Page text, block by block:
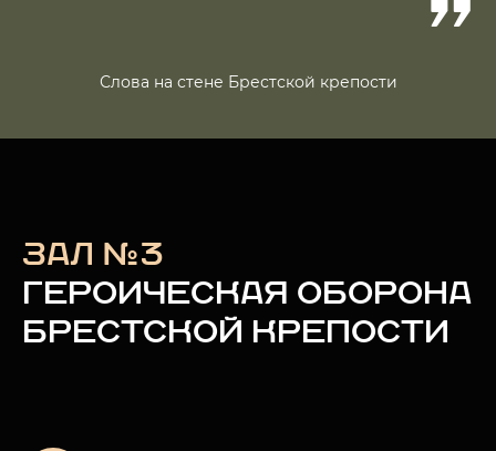
Слова на стене Брестской крепости
ЗАЛ №3
ГЕРОИЧЕСКАЯ ОБОРОНА
БРЕСТСКОЙ КРЕПОСТИ